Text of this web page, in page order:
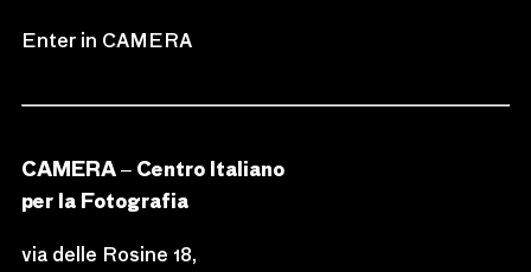
Enter in CAMERA
CAMERA – Centro Italiano
per la Fotografia
via delle Rosine 18,